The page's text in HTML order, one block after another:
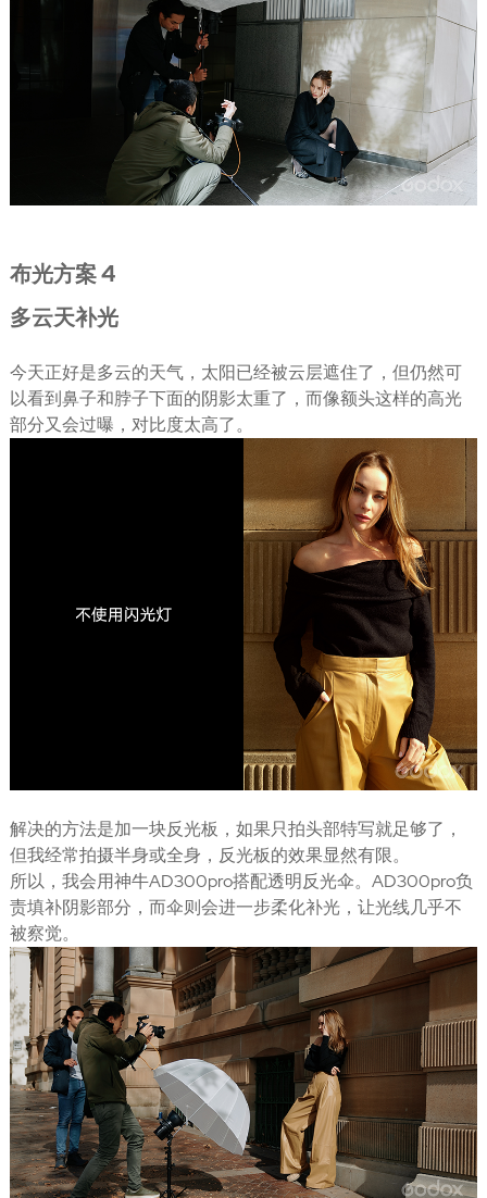
布光方案 4
多云天补光
今天正好是多云的天气，太阳已经被云层遮住了，但仍然可
以看到鼻子和脖子下面的阴影太重了，而像额头这样的高光
部分又会过曝，对比度太高了。
解决的方法是加一块反光板，如果只拍头部特写就足够了，
但我经常拍摄半身或全身，反光板的效果显然有限。
所以，我会用神牛AD300pro搭配透明反光伞。AD300pro负
责填补阴影部分，而伞则会进一步柔化补光，让光线几乎不
被察觉。